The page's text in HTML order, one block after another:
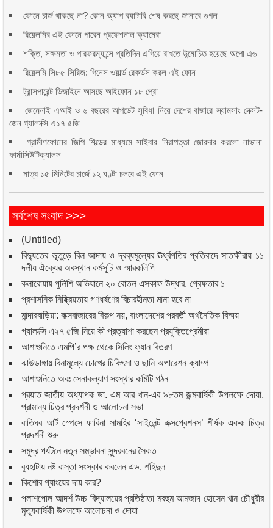
ফোনে চার্জ থাকছে না? কোন অ্যাপ ব্যাটারি শেষ করছে জানাবে গুগল
রিয়েলমির এই ফোনে পাবেন প্রফেশনাল ক্যামেরা
শক্তি, সক্ষমতা ও পারফরম্যান্সে প্রতিদিন এগিয়ে রাখতে উন্মোচিত হয়েছে অপো এ৬
রিয়েলমি সি৮৫ সিরিজ: গিনেস ওয়ার্ল্ড রেকর্ডস করল এই ফোন
ট্রান্সপারেন্ট ডিজাইনে আসছে আইফোন ১৮ প্রো
জেমেনাই এআই ও ৬ বছরের আপডেট সুবিধা নিয়ে দেশের বাজারে স্যামসাং নেক্সট-
জেন গ্যালাক্সি এ১৭ ৫জি
গ্রামীণফোনের জিপি শিল্ডের মাধ্যমে সাইবার নিরাপত্তা জোরদার করলো নাভানা
ফার্মাসিউটিক্যালস
মাত্র ১৫ মিনিটের চার্জে ১২ ঘণ্টা চলবে এই ফোন
সর্বশেষ সংবাদ >>>
(Untitled)
বিদ্যুতের ভূতুড়ে বিল আদায় ও দ্রব্যমূল্যের ঊর্ধ্বগতির প্রতিবাদে সাতক্ষীরায় ১১
দলীয় ঐক্যের অবস্থান কর্মসূচি ও স্মারকলিপি
কলারোয়ায় পুলিশি অভিযানে ২০ বোতল এসকাফ উদ্ধার, গ্রেফতার ১
প্রশাসনিক নিষ্ক্রিয়তায় গণধর্ষণের বিচারহীনতা মানা হবে না
মান্দারবাড়িয়া: কক্সবাজারের বিকল্প নয়, বাংলাদেশের পরবর্তী অর্থনৈতিক বিস্ময়
গ্যালাক্সি এ২৭ ৫জি নিয়ে কী প্রত্যাশা করছেন প্রযুক্তিপ্রেমীরা
আশাশুনিতে এমপি’র পক্ষ থেকে সিলিং ফ্যান বিতরণ
ঝাউডাঙ্গায় বিনামূল্যে চোখের চিকিৎসা ও ছানি অপারেশন ক্যাম্প
আশাশুনিতে অবঃ সেনাকল্যাণ সংস্থার কমিটি গঠন
প্রয়াত জাতীয় অধ্যাপক ডা. এম আর খান-এর ৯৮তম জন্মবার্ষিকী উপলক্ষে দোয়া,
প্রামান্য চিত্র প্রদর্শনী ও আলোচনা সভা
বাতিঘর আর্ট স্পেসে ফারিনা সামহির ‘সাইলেন্ট এক্সপ্রেশনস’ শীর্ষক একক চিত্র
প্রদর্শনী শুরু
সমুদ্র পর্যটনে নতুন সম্ভাবনা সুন্দরবনের সৈকত
বুধহাটায় নষ্ট রাস্তা সংস্কার করলেন এড. শহিদুল
কিশোর গ্যাংয়ের দায় কার?
পলাশপোল আদর্শ উচ্চ বিদ্যালয়ের প্রতিষ্ঠাতা মরহুম আমজাদ হোসেন খান চৌধুরীর
মৃত্যুবার্ষিকী উপলক্ষে আলোচনা ও দোয়া